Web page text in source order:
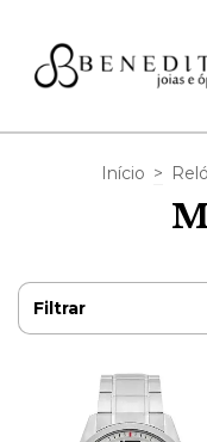
Início >
Filtrar